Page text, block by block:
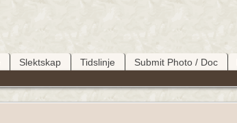
Slektskap Tidslinje Submit Photo / Doc